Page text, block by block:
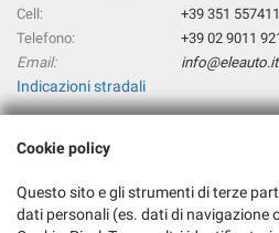
Cell:
+39 351
Telefono:
+39 02 9011
Email:
info@eleauto.it
Indicazioni stradali
Eleauto Srl
Via Martiri della Libertà n°51, 20018
Cookie policy
Questo sito e gli strumenti di terze
dati personali (es. dati di navigazione